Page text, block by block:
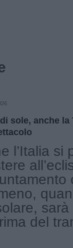
sole, anche la
l’Italia si
del